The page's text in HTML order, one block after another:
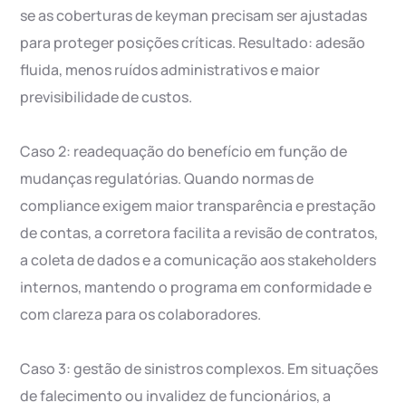
se as coberturas de keyman precisam ser ajustadas
para proteger posições críticas. Resultado: adesão
fluida, menos ruídos administrativos e maior
previsibilidade de custos.
Caso 2: readequação do benefício em função de
mudanças regulatórias. Quando normas de
compliance exigem maior transparência e prestação
de contas, a corretora facilita a revisão de contratos,
a coleta de dados e a comunicação aos stakeholders
internos, mantendo o programa em conformidade e
com clareza para os colaboradores.
Caso 3: gestão de sinistros complexos. Em situações
de falecimento ou invalidez de funcionários, a